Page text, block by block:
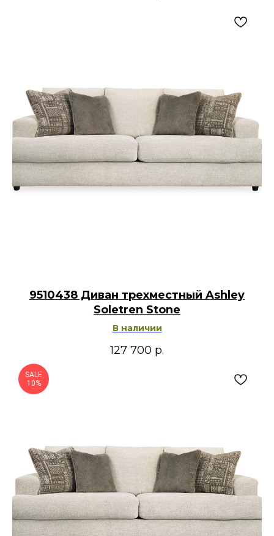
9510438 Диван трехместный Ashley
Soletren Stone
В наличии
127 700 р.
SALE
10%